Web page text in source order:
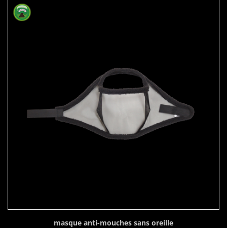
masque anti-mouches sans oreille